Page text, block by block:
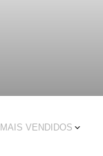
MAIS VENDIDOS